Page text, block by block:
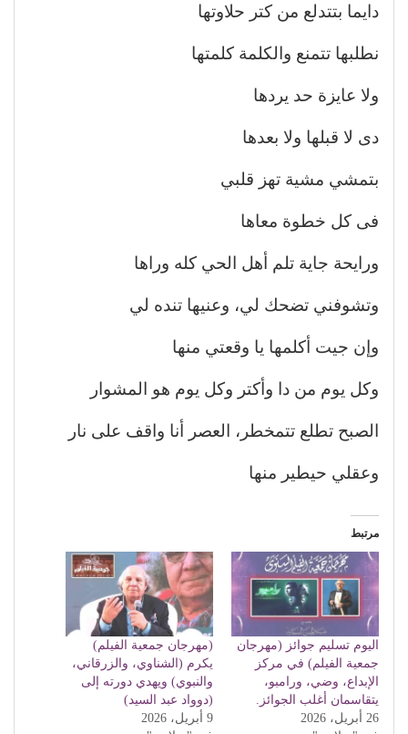
دايما بتتدلع من كتر حلاوتها
نطلبها تتمنع والكلمة كلمتها
ولا عايزة حد يردها
دى لا قبلها ولا بعدها
بتمشي مشية تهز قلبي
فى كل خطوة معاها
ورايحة جاية تلم أهل الحي كله وراها
وتشوفني تضحك لي، وعنيها تنده لي
وإن جيت أكلمها يا وقعتي منها
وكل يوم من دا وأكتر وكل يوم هو المشوار
الصبح تطلع تتمخطر، العصر أنا واقف على نار
وعقلي حيطير منها
مرتبط
اليوم تسليم جوائز (مهرجان
جمعية الفيلم) في مركز
الإبداع، وضي، ورامبو،
يتقاسمان أغلب الجوائز.
26 أبريل، 2026
(مهرجان جمعية الفيلم)
يكرم (الشناوي، والزرقاني،
والنبوي) ويهدي دورته إلى
(دوواد عبد السيد)
9 أبريل، 2026